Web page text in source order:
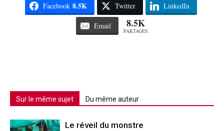
Facebook 8.5K Twitter LinkedIn
Email 8.5K
PARTAGES
Sur le même sujet Du même auteur
Le réveil du monstre